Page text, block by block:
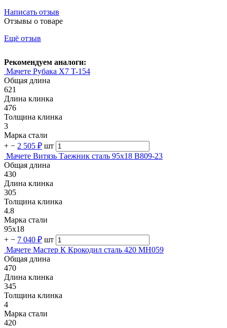
Написать отзыв
Отзывы о товаре
Ещё отзыв
Рекомендуем аналоги:
Мачете Рубака X7 T-154
Общая длина
621
Длина клинка
476
Толщина клинка
3
Марка стали
+ − 2 505 ₽ шт
Мачете Витязь Таежник сталь 95х18 B809-23
Общая длина
430
Длина клинка
305
Толщина клинка
4.8
Марка стали
95х18
+ − 7 040 ₽ шт
Мачете Мастер К Крокодил сталь 420 MH059
Общая длина
470
Длина клинка
345
Толщина клинка
4
Марка стали
420